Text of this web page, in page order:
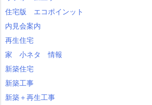
住宅版 エコポインット
内見会案内
再生住宅
家 小ネタ 情報
新築住宅
新築工事
新築＋再生工事